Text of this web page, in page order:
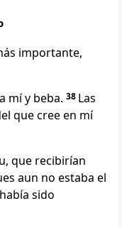
importante,
mí y beba. 38 Las
que cree en mí
que recibirían
aun no estaba el
sido